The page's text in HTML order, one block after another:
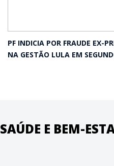
PF INDICIA POR FRAUDE EX-
NA GESTÃO LULA EM
SAÚDE E BEM-